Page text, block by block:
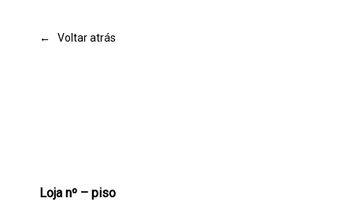
← Voltar atrás
Loja nº – piso